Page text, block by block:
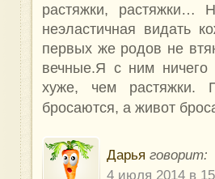
растяжки, растяжки…
неэластичная видать
первых же родов не
вечные.Я с ним ничего
хуже, чем растяжки.
бросаются, а живот
Дарья говорит:
4 июля 2014 в